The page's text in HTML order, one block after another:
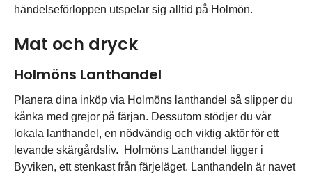
händelseförloppen utspelar sig alltid på Holmön.
Mat och dryck
Holmöns Lanthandel
Planera dina inköp via Holmöns lanthandel så slipper du
kånka med grejor på färjan. Dessutom stödjer du vår
lokala lanthandel, en nödvändig och viktig aktör för ett
levande skärgårdsliv. Holmöns Lanthandel ligger i
Byviken, ett stenkast från färjeläget. Lanthandeln är navet